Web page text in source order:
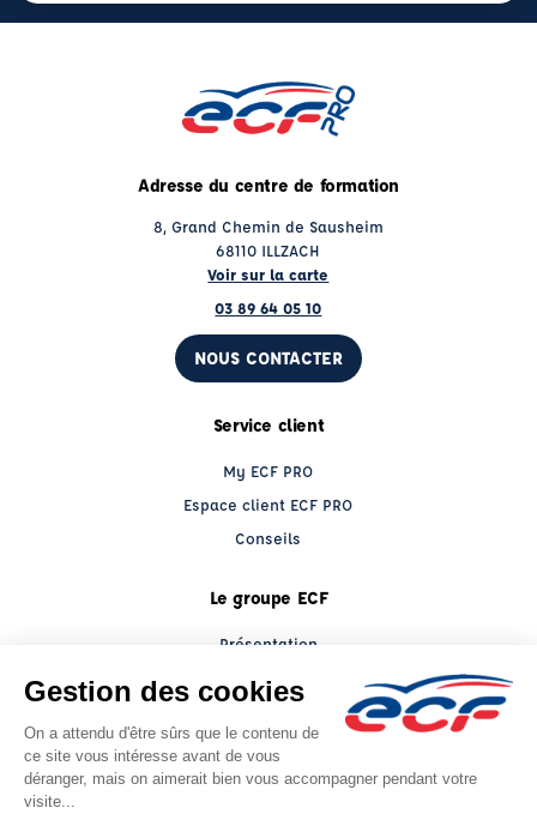
Adresse du centre de formation
8, Grand Chemin de Sausheim
68110 ILLZACH
Voir sur la carte
03 89 64 05 10
NOUS CONTACTER
Service client
My ECF PRO
Espace client ECF PRO
Conseils
Le groupe ECF
Présentation
Trouver un centre
Presse
Actualités